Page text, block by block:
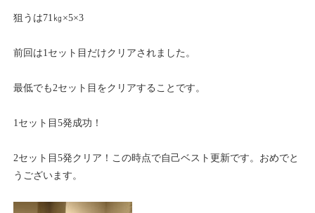
狙うは71㎏×5×3
前回は1セット目だけクリアされました。
最低でも2セット目をクリアすることです。
1セット目5発成功！
2セット目5発クリア！この時点で自己ベスト更新です。おめでと
うございます。